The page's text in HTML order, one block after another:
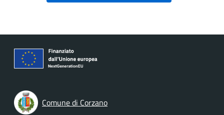
Comune di Corzano